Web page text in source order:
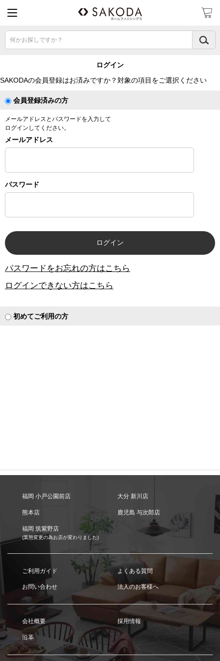
何かお探しですか？
ログイン
SAKODAの会員登録はお済みですか？対象の項目をご選択ください
会員登録済みの方
メールアドレスとパスワードを入力して
ログインしてください。
メールアドレス
パスワード
パスワードをお忘れの方はこちら
ログインできない方はこちら
初めてご利用の方
福岡 小戸公園前店 大分 新川店
熊本店 鹿児島 与次郎店
福岡 筑紫野店
(業態変更の為お店が変わりました)
ご利用ガイド よくある質問
お問い合わせ 法人のお客様へ
会社概要 採用情報
沿革